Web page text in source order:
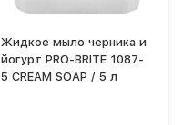
Жидкое мыло черника и
йогурт PRO-BRITE 1087-
5 CREAM SOAP / 5 л